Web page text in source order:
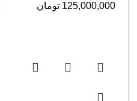
125,000,000 تومان